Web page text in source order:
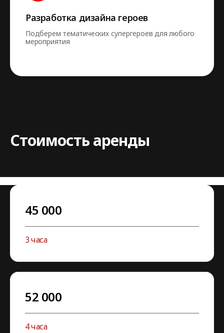
Разработка дизайна героев
Подберем тематических супергероев для любого
мероприятия
Стоимость аренды
45 000
3 часа
52 000
4 часа